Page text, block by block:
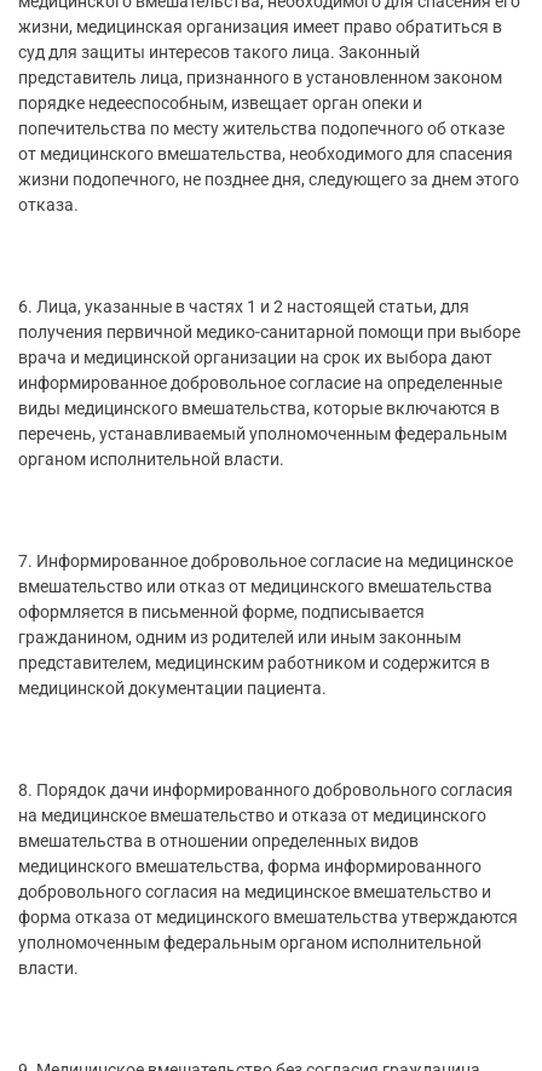
жизни, медицинская организация имеет право обратиться в
суд для защиты интересов такого лица. Законный
представитель лица, признанного в установленном законом
порядке недееспособным, извещает орган опеки и
попечительства по месту жительства подопечного об отказе
от медицинского вмешательства, необходимого для спасения
жизни подопечного, не позднее дня, следующего за днем этого
отказа.
6. Лица, указанные в частях 1 и 2 настоящей статьи, для
получения первичной медико-санитарной помощи при выборе
врача и медицинской организации на срок их выбора дают
информированное добровольное согласие на определенные
виды медицинского вмешательства, которые включаются в
перечень, устанавливаемый уполномоченным федеральным
органом исполнительной власти.
7. Информированное добровольное согласие на медицинское
вмешательство или отказ от медицинского вмешательства
оформляется в письменной форме, подписывается
гражданином, одним из родителей или иным законным
представителем, медицинским работником и содержится в
медицинской документации пациента.
8. Порядок дачи информированного добровольного согласия
на медицинское вмешательство и отказа от медицинского
вмешательства в отношении определенных видов
медицинского вмешательства, форма информированного
добровольного согласия на медицинское вмешательство и
форма отказа от медицинского вмешательства утверждаются
уполномоченным федеральным органом исполнительной
власти.